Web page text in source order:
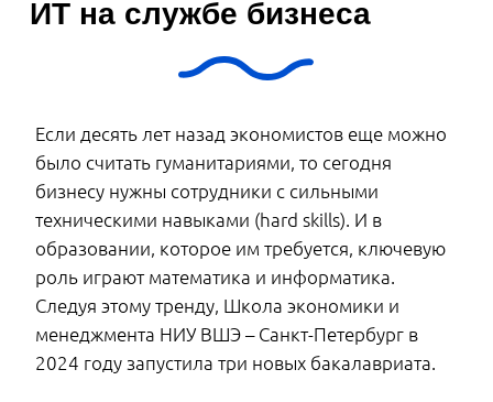
данных. Это экономисты-аналитики: с
одной стороны, они владеют
строить математические модели, а с
предсказывать спрос на товары,
назначать оптимальные цены.